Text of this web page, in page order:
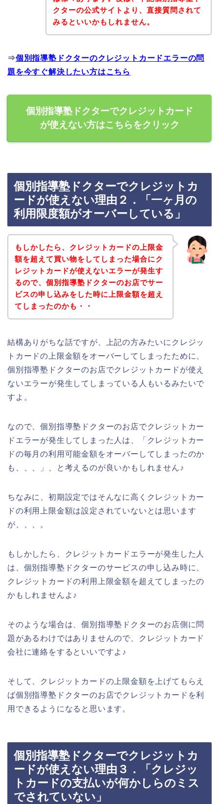
クターの公式サイトより、直接質問されて
みるといいかもしれません。
⇒個別指導塾ドクターのクレジットカードエラーの問
題を今すぐ解決したい方はこちら
個別指導塾ドクターでクレジットカード
が使えない方はこちらをクリック
個別指導塾ドクターでクレジットカ
ードが使えない理由２．「一ヶ月の
利用限度額がオーバーしている」
もしかしたら、クレジットカードの上限金
額を超えて買い物をしてしまった場合にク
レジットカードが使えないエラーが発生す
るので、個別指導塾ドクターのお店でサー
ビスの申し込みをした時に上限金額を超え
てしまったのかも・・
結構ありがちな話ですが、上記の方みたいにクレジッ
トカードの上限金額をオーバーしてしまったために、
個別指導塾ドクターのお店でクレジットカードが使え
ないエラーが発生してしまっている人もいるみたいで
すよ。
なので、個別指導塾ドクターのお店でクレジットカー
ドエラーが発生してしまった人は、「クレジットカー
ドの毎月の利用可能金額をオーバーしてしまったのか
も、、、」、と考えるのが良いかもしれません♪
ちなみに、初期設定ではそんなに高くクレジットカー
ドの利用上限金額は設定されていないとは思います
が、、、。
もしかしたら、クレジットカードエラーが発生した人
は、個別指導塾ドクターのサービスの申し込み時に、
クレジットカードの利用上限金額を超えてしまったの
かもしれませんよ♪
そのような場合は、個別指導塾ドクターのお店側に問
題があるわけではありませんので、クレジットカード
会社に連絡をするといいですよ♪
そして、クレジットカードの上限金額を上げてもらえ
ば個別指導塾ドクターのお店でクレジットカードを利
用できるようになると思います。
個別指導塾ドクターでクレジットカ
ードが使えない理由３．「クレジッ
トカードの支払いが何かしらのミス
でされていない」